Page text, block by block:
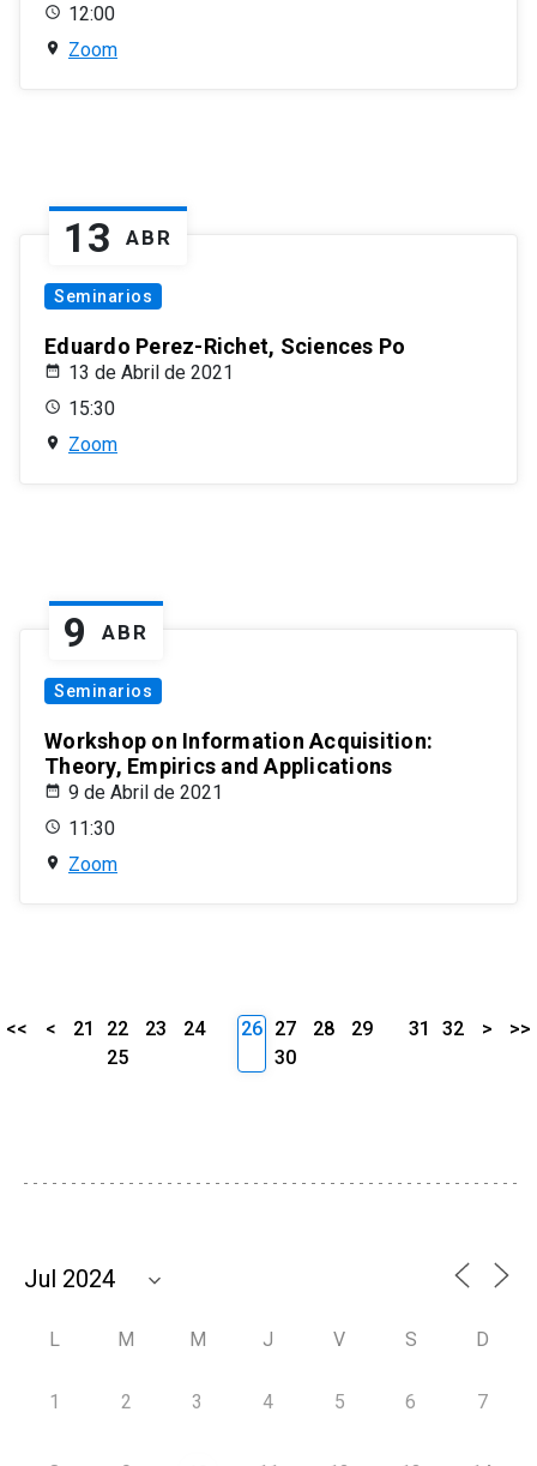
12:00
Zoom
13 ABR
Seminarios
Eduardo Perez-Richet, Sciences Po
13 de Abril de 2021
15:30
Zoom
9 ABR
Seminarios
Workshop on Information Acquisition:
Theory, Empirics and Applications
9 de Abril de 2021
11:30
Zoom
<< < 21 22 23
24
25
26 27 28
29
30
31 32 > >>
L M M J V S D
1 2 3 4 5 6 7